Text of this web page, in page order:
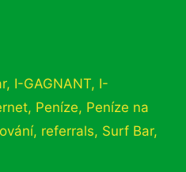
, I-GAGNANT, I-
, Peníze, Peníze na
, referrals, Surf Bar,